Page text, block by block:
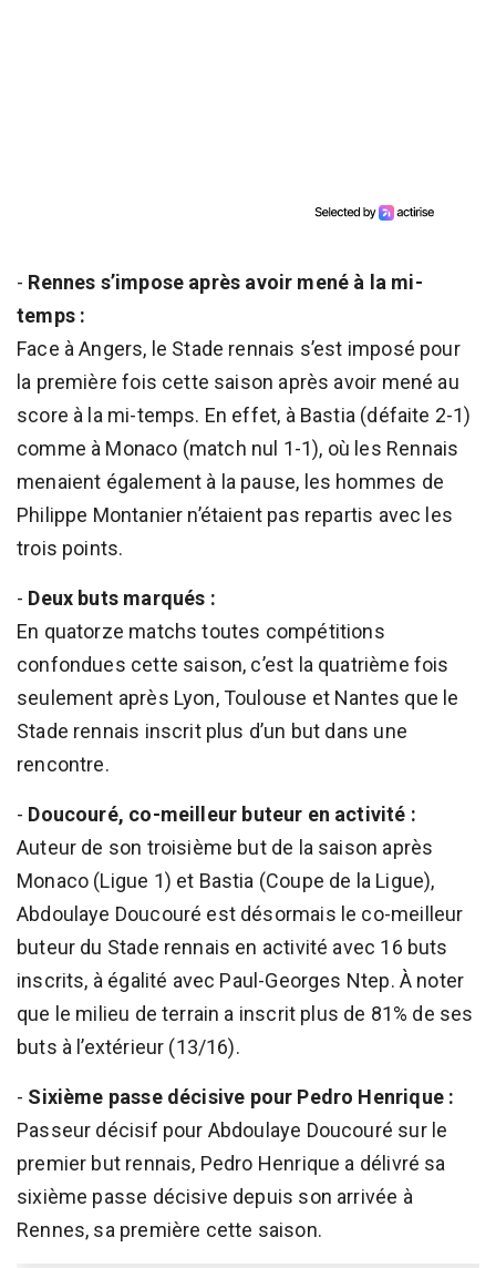
- Rennes s’impose après avoir mené à la mi-
temps :
Face à Angers, le Stade rennais s’est imposé pour
la première fois cette saison après avoir mené au
score à la mi-temps. En effet, à Bastia (défaite 2-1)
comme à Monaco (match nul 1-1), où les Rennais
menaient également à la pause, les hommes de
Philippe Montanier n’étaient pas repartis avec les
trois points.
- Deux buts marqués :
En quatorze matchs toutes compétitions
confondues cette saison, c’est la quatrième fois
seulement après Lyon, Toulouse et Nantes que le
Stade rennais inscrit plus d’un but dans une
rencontre.
- Doucouré, co-meilleur buteur en activité :
Auteur de son troisième but de la saison après
Monaco (Ligue 1) et Bastia (Coupe de la Ligue),
Abdoulaye Doucouré est désormais le co-meilleur
buteur du Stade rennais en activité avec 16 buts
inscrits, à égalité avec Paul-Georges Ntep. À noter
que le milieu de terrain a inscrit plus de 81% de ses
buts à l’extérieur (13/16).
- Sixième passe décisive pour Pedro Henrique :
Passeur décisif pour Abdoulaye Doucouré sur le
premier but rennais, Pedro Henrique a délivré sa
sixième passe décisive depuis son arrivée à
Rennes, sa première cette saison.